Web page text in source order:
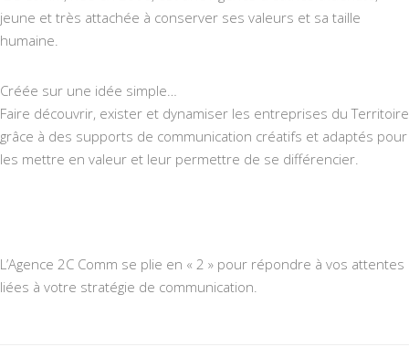
jeune et très attachée à conserver ses valeurs et sa taille
humaine.
Créée sur une idée simple…
Faire découvrir, exister et dynamiser les entreprises du Territoire
grâce à des supports de communication créatifs et adaptés pour
les mettre en valeur et leur permettre de se différencier.
L’Agence 2C Comm se plie en « 2 » pour répondre à vos attentes
liées à votre stratégie de communication.